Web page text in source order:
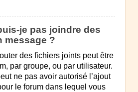
je pas joindre des
message ?
des fichiers joints peut être
par groupe, ou par utilisateur.
ne pas avoir autorisé l’ajout
le forum dans lequel vous